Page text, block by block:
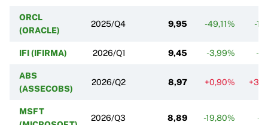
ORCL
(ORACLE)
2025/Q4 9,95 -49,11% -
IFI (IFIRMA) 2026/Q1 9,45 -3,99% -
ABS
(ASSECOBS)
2026/Q2 8,97 +0,90%
MSFT
2026/Q3 8,89 -19,80% -